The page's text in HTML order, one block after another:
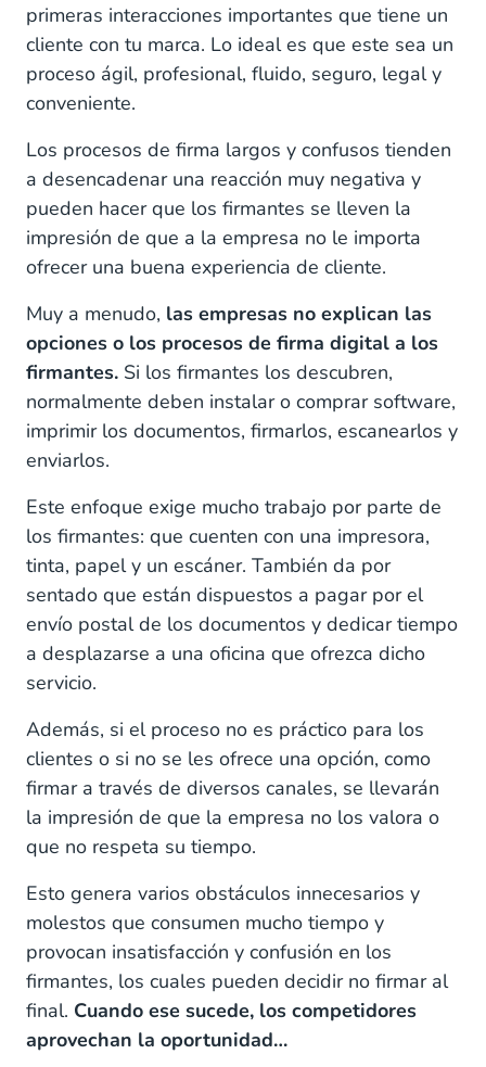
primeras interacciones importantes que tiene un
cliente con tu marca. Lo ideal es que este sea un
proceso ágil, profesional, fluido, seguro, legal y
conveniente.
Los procesos de firma largos y confusos tienden
a desencadenar una reacción muy negativa y
pueden hacer que los firmantes se lleven la
impresión de que a la empresa no le importa
ofrecer una buena experiencia de cliente.
Muy a menudo, las empresas no explican las
opciones o los procesos de firma digital a los
firmantes. Si los firmantes los descubren,
normalmente deben instalar o comprar software,
imprimir los documentos, firmarlos, escanearlos y
enviarlos.
Este enfoque exige mucho trabajo por parte de
los firmantes: que cuenten con una impresora,
tinta, papel y un escáner. También da por
sentado que están dispuestos a pagar por el
envío postal de los documentos y dedicar tiempo
a desplazarse a una oficina que ofrezca dicho
servicio.
Además, si el proceso no es práctico para los
clientes o si no se les ofrece una opción, como
firmar a través de diversos canales, se llevarán
la impresión de que la empresa no los valora o
que no respeta su tiempo.
Esto genera varios obstáculos innecesarios y
molestos que consumen mucho tiempo y
provocan insatisfacción y confusión en los
firmantes, los cuales pueden decidir no firmar al
final. Cuando ese sucede, los competidores
aprovechan la oportunidad…